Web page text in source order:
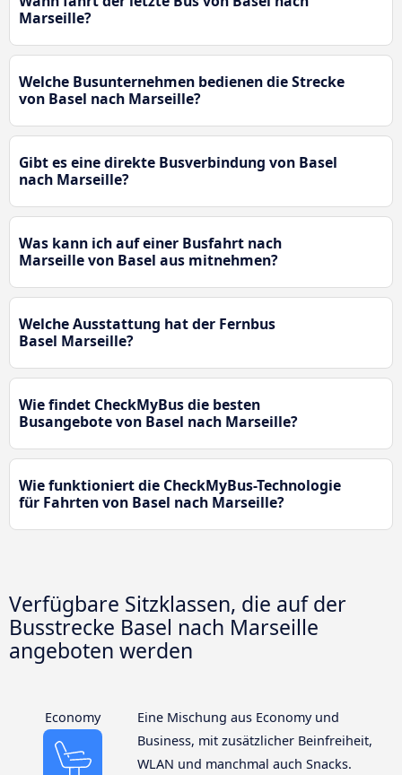
Marseille?
Welche Busunternehmen bedienen die Strecke
von Basel nach Marseille?
Gibt es eine direkte Busverbindung von Basel
nach Marseille?
Was kann ich auf einer Busfahrt nach
Marseille von Basel aus mitnehmen?
Welche Ausstattung hat der Fernbus
Basel Marseille?
Wie findet CheckMyBus die besten
Busangebote von Basel nach Marseille?
Wie funktioniert die CheckMyBus-Technologie
für Fahrten von Basel nach Marseille?
Verfügbare Sitzklassen, die auf der
Busstrecke Basel nach Marseille
angeboten werden
Economy
Eine Mischung aus Economy und
Business, mit zusätzlicher Beinfreiheit,
WLAN und manchmal auch Snacks.